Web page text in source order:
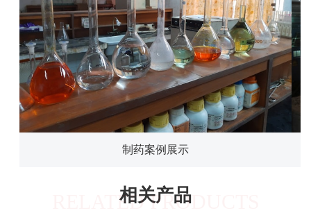
制药案例展示
相关产品
RELATED PRODUCTS